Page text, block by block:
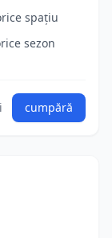
spațiu
sezon
cumpără